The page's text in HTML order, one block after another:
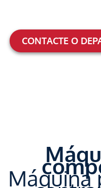
CONTACTE O
Máquina